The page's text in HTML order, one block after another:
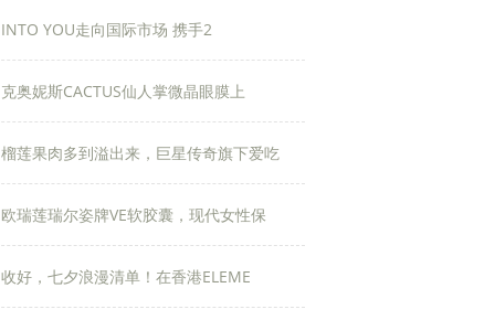
INTO YOU走向国际市场 携手2
克奥妮斯CACTUS仙人掌微晶眼膜上
榴莲果肉多到溢出来，巨星传奇旗下爱吃
欧瑞莲瑞尔姿牌VE软胶囊，现代女性保
收好，七夕浪漫清单！在香港ELEME